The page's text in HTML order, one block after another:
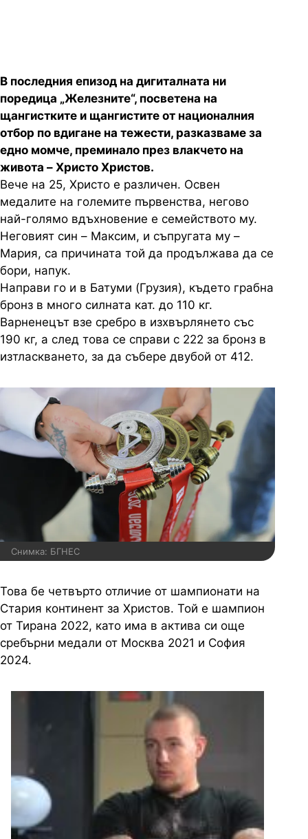
В последния епизод на дигиталната ни
поредица „Железните“, посветена на
щангистките и щангистите от националния
отбор по вдигане на тежести, разказваме за
едно момче, преминало през влакчето на
живота – Христо Христов.
Вече на 25, Христо е различен. Освен
медалите на големите първенства, негово
най-голямо вдъхновение е семейството му.
Неговият син – Максим, и съпругата му –
Мария, са причината той да продължава да се
бори, напук.
Направи го и в Батуми (Грузия), където грабна
бронз в много силната кат. до 110 кг.
Варненецът взе сребро в изхвърлянето със
190 кг, а след това се справи с 222 за бронз в
изтласкването, за да събере двубой от 412.
Снимка: БГНЕС
Това бе четвърто отличие от шампионати на
Стария континент за Христов. Toй е шампион
от Тирана 2022, като има в актива си още
сребърни медали от Москва 2021 и София
2024.